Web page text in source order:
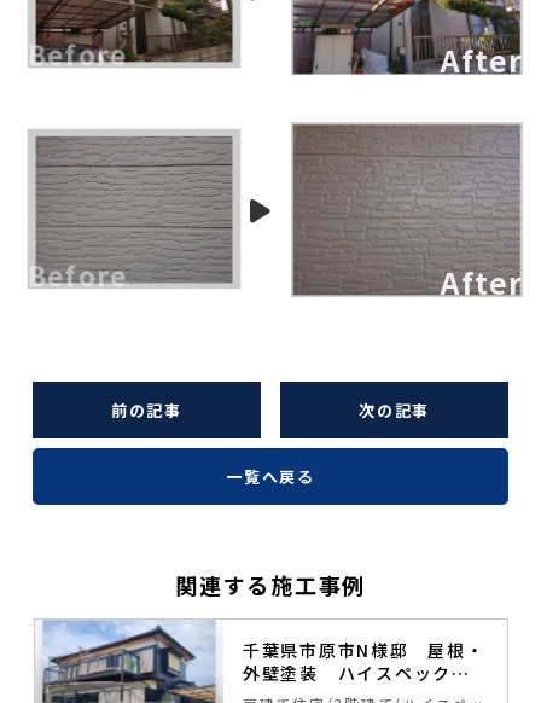
前の記事 次の記事
一覧へ戻る
関連する施工事例
千葉県市原市N様邸 屋根・
外壁塗装 ハイスペック無
機塗料